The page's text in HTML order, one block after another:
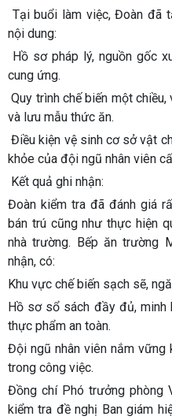
Tại buổi làm việc, Đoàn đã
nội dung:
Hồ sơ pháp lý, nguồn gốc
cung ứng.
Quy trình chế biến một
và lưu mẫu thức ăn.
Điều kiện vệ sinh cơ sở vật
khỏe của đội ngũ nhân viên
Kết quả ghi nhận:
Đoàn kiểm tra đã đánh giá
bán trú cũng như thực hiện
nhà trường. Bếp ăn trường
nhận, có:
Khu vực chế biến sạch sẽ,
Hồ sơ sổ sách đầy đủ, minh
thực phẩm an toàn.
Đội ngũ nhân viên nắm vững
trong công việc.
Đồng chí Phó trưởng phòng
kiểm tra đề nghị Ban giám